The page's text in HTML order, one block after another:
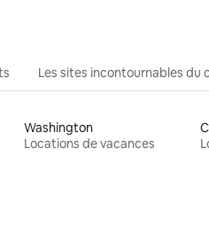
Les sites incontournables du
Washington
Locations de vacances